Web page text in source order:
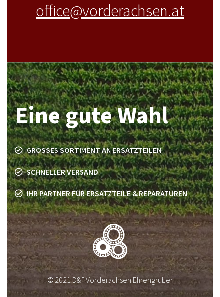
office@vorderachsen.at
Eine gute Wahl
GROSSES SORTIMENT AN ERSATZTEILEN
SCHNELLER VERSAND
IHR PARTNER FÜR ERSATZTEILE & REPARATUREN
© 2021 D&F Vorderachsen Ehrengruber